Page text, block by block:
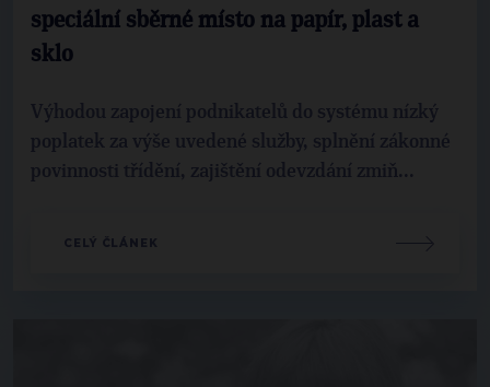
speciální sběrné místo na papír, plast a
sklo
Výhodou zapojení podnikatelů do systému nízký
poplatek za výše uvedené služby, splnění zákonné
povinnosti třídění, zajištění odevzdání zmiň...
CELÝ ČLÁNEK